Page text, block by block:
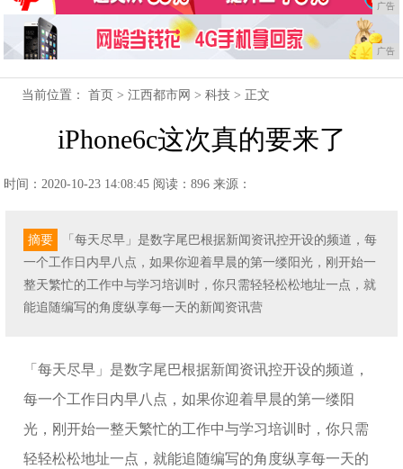
广告
广告
当前位置：首页 >江西都市网 >科技 > 正文
iPhone6c这次真的要来了
时间：2020-10-23 14:08:45 阅读：896 来源：
摘要
「每天尽早」是数字尾巴根据新闻资讯控开设的频道，每
一个工作日内早八点，如果你迎着早晨的第一缕阳光，刚开始一
整天繁忙的工作中与学习培训时，你只需轻轻松松地址一点，就
能追随编写的角度纵享每一天的新闻资讯营
「每天尽早」是数字尾巴根据新闻资讯控开设的频道，
每一个工作日内早八点，如果你迎着早晨的第一缕阳
光，刚开始一整天繁忙的工作中与学习培训时，你只需
轻轻松松地址一点，就能追随编写的角度纵享每一天的